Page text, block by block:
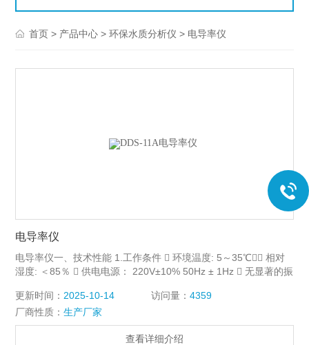
首页 > 产品中心 >环保水质分析仪 > 电导率仪
电导率仪
电导率仪一、技术性能 1.工作条件  环境温度: 5～35℃ 相对
湿度: ＜85％  供电电源： 220V±10% 50Hz ± 1Hz  无显著的振
更新时间： 2025-10-14 访问量： 4359
厂商性质：生产厂家
查看详细介绍